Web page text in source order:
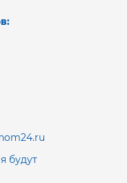
будут